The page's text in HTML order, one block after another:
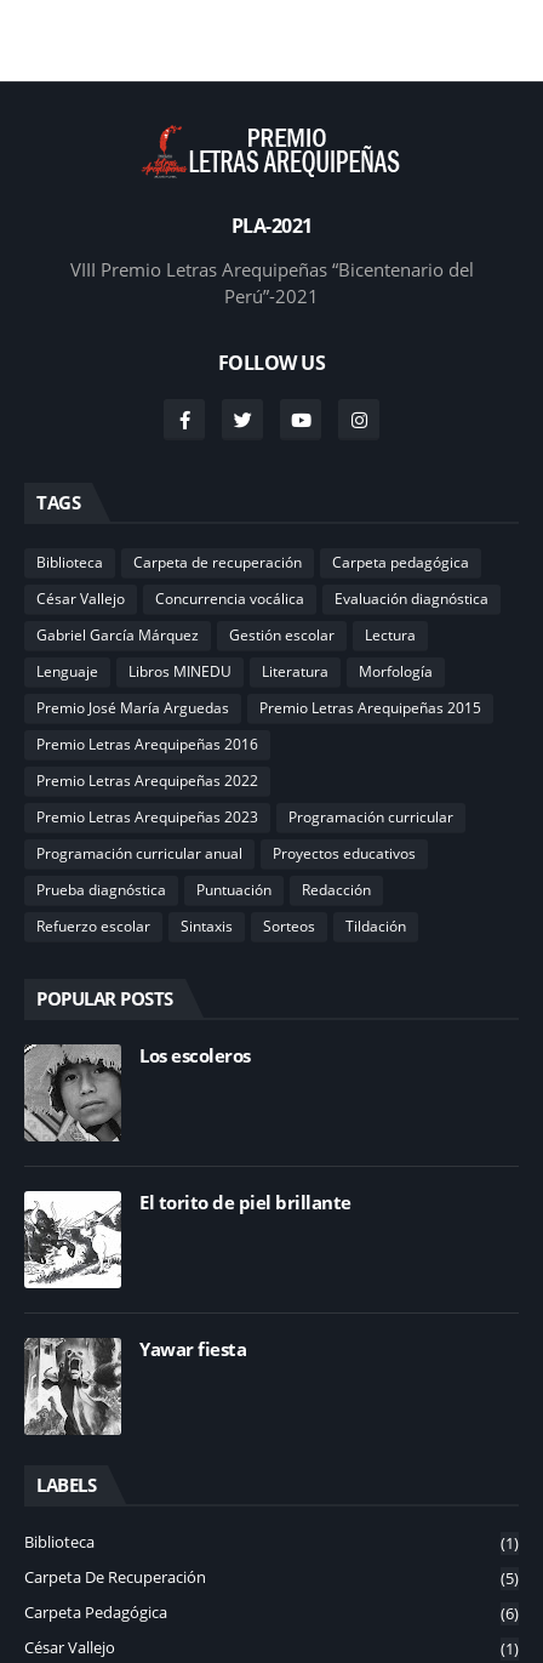
PLA-2021
VIII Premio Letras Arequipeñas “Bicentenario del
Perú”-2021
FOLLOW US
TAGS
Biblioteca Carpeta de recuperación
Carpeta pedagógica
César Vallejo
Concurrencia vocálica
Evaluación diagnóstica
Gabriel García Márquez
Gestión escolar
Lectura
Lenguaje
Libros MINEDU Literatura
Morfología
Premio José María Arguedas
Premio Letras Arequipeñas 2015
Premio Letras Arequipeñas 2016
Premio Letras Arequipeñas 2022
Premio Letras Arequipeñas 2023
Programación curricular
Programación curricular anual
Proyectos educativos
Prueba diagnóstica
Puntuación
Redacción
Refuerzo escolar
Sintaxis Sorteos Tildación
POPULAR POSTS
Los escoleros
El torito de piel brillante
Yawar fiesta
LABELS
Biblioteca
(1)
Carpeta De Recuperación
(5)
Carpeta Pedagógica
(6)
César Vallejo
(1)